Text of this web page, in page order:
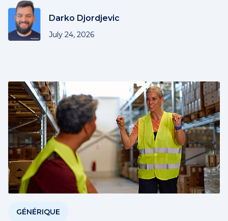
Darko Djordjevic
July 24, 2026
GÉNÉRIQUE